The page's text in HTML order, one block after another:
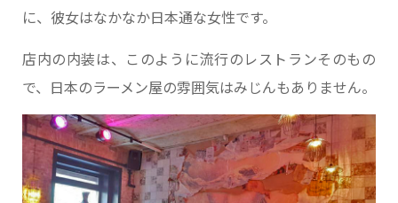
に、彼女はなかなか日本通な女性です。
店内の内装は、このように流行のレストランそのもの
で、日本のラーメン屋の雰囲気はみじんもありません。